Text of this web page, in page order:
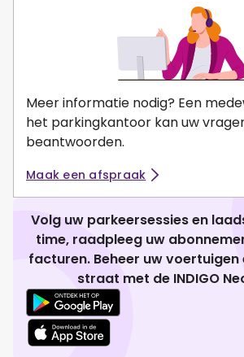
Meer informatie nodig? Een
het parkingkantoor kan uw
beantwoorden.
Maak een afspraak
Volg uw parkeersessies en
time, raadpleeg uw
facturen. Beheer uw
straat met de INDIGO